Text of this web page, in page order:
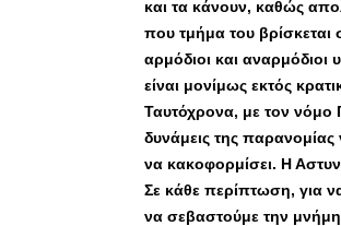
και τα κάνουν, καθώς
που τμήμα του βρίσκεται
αρμόδιοι και αναρμόδιοι
είναι μονίμως εκτός
Ταυτόχρονα, με τον νόμο
δυνάμεις της
να κακοφορμίσει. Η
Σε κάθε περίπτωση, για
να σεβαστούμε την